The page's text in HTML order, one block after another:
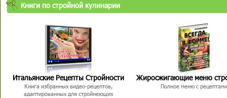
Книги по стройной кулинарии
Итальянские Рецепты Стройности
Книга избранных видео-рецептов,
адаптированных для стройнеющих
Жиросжигающие меню
Полное меню с рецептами